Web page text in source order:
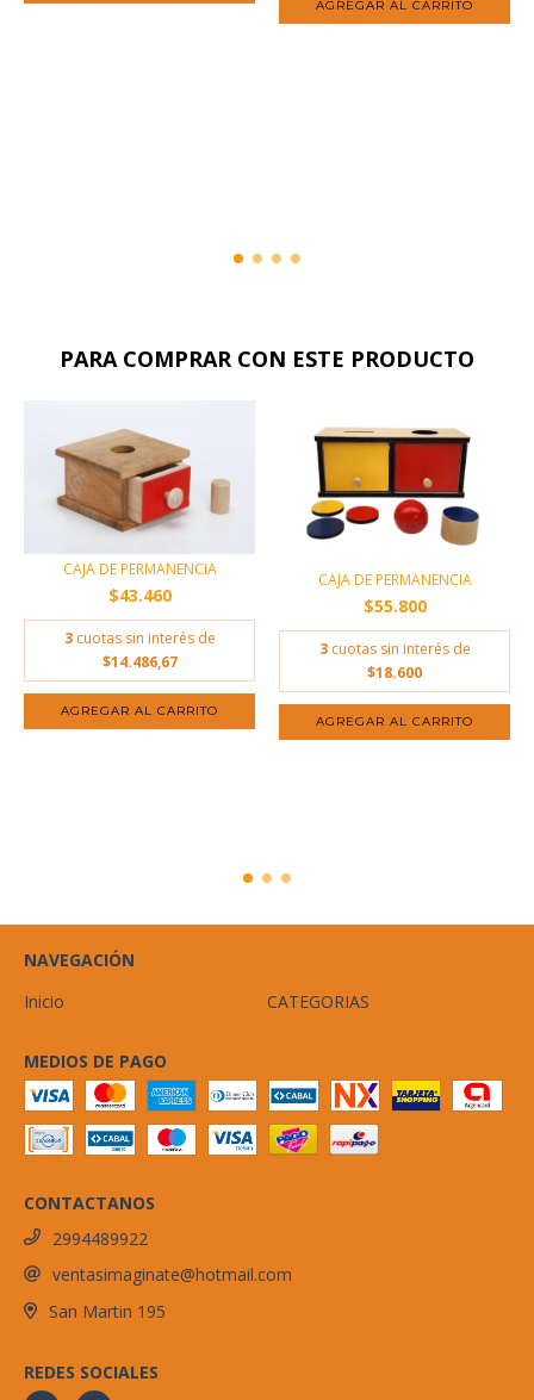
PARA COMPRAR CON ESTE PRODUCTO
CAJA DE PERMANENCIA
$43.460
3 cuotas sin interés de
$14.486,67
CAJA DE PERMANENCIA
$55.800
3 cuotas sin interés de
$18.600
NAVEGACIÓN
Inicio
CATEGORIAS
MEDIOS DE PAGO
CONTACTANOS
2994489922
ventasimaginate@hotmail.com
San Martin 195
REDES SOCIALES